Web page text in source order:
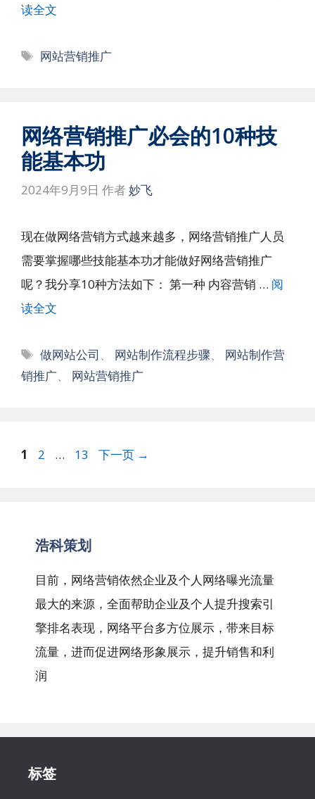
读全文
标
网站营销推广
网络营销推广必会的10种技
能基本功
2024年9月9日 作者妙飞
现在做网络营销方式越来越多，网络营销推广人员
需要掌握哪些技能基本功才能做好网络营销推广
呢？我分享10种方法如下： 第一种 内容营销 … 阅
读全文
标
签
做网站公司 、 网站制作流程步骤、 网站制作营
销推广、 网站营销推广
文
页
1
页
2 …
页
13 下一页 →
浩科策划
目前，网络营销依然企业及个人网络曝光流量
最大的来源，全面帮助企业及个人提升搜索引
擎排名表现，网络平台多方位展示，带来目标
流量，进而促进网络形象展示，提升销售和利
润
标签